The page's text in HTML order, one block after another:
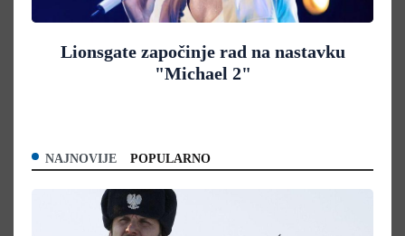
Lionsgate započinje rad na nastavku
"Michael 2"
NAJNOVIJE POPULARNO